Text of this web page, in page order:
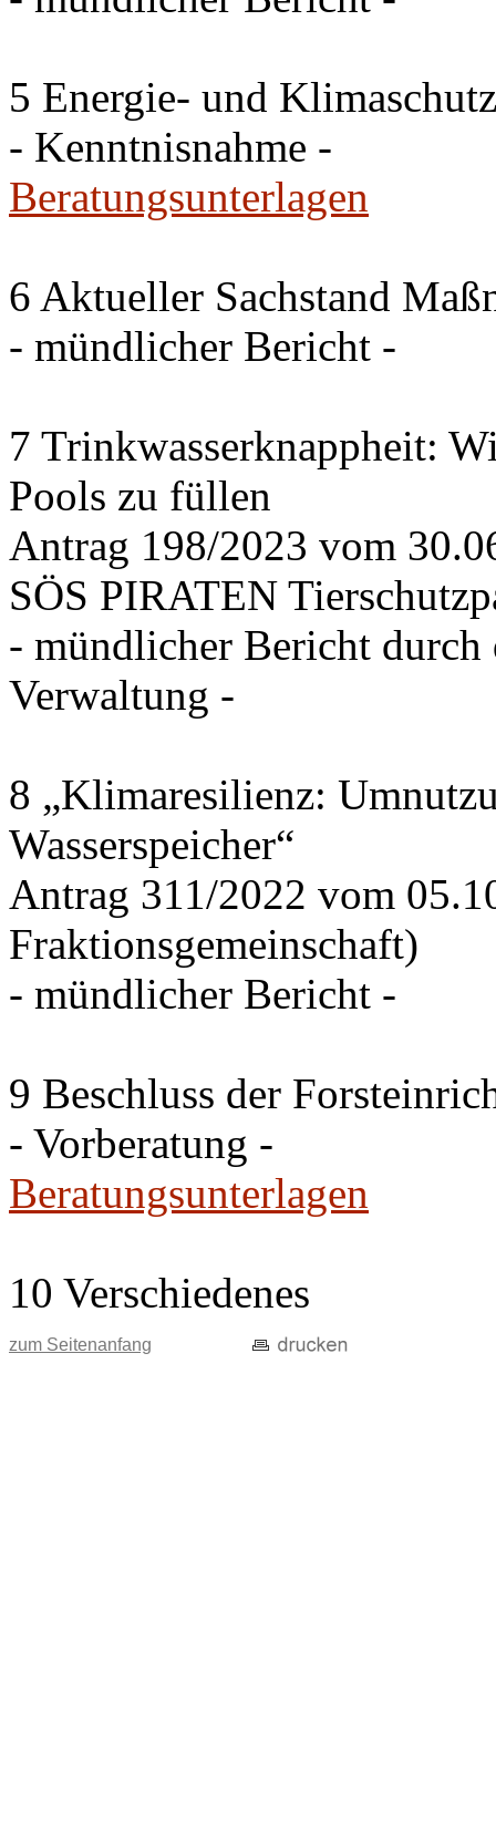
5 Energie- und
- Kenntnisnahme -
Beratungsunterlagen
6 Aktueller Sachstand
- mündlicher Bericht -
7 Trinkwasserknappheit:
Pools zu füllen
Antrag 198/2023 vom
SÖS PIRATEN
- mündlicher Bericht
Verwaltung -
8 „Klimaresilienz:
Wasserspeicher“
Antrag 311/2022 vom
Fraktionsgemeinschaft)
- mündlicher Bericht -
9 Beschluss der
- Vorberatung -
Beratungsunterlagen
10 Verschiedenes
zum Seitenanfang